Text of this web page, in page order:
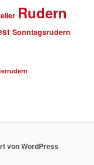
Rudern
Sonntagsrudern
von WordPress